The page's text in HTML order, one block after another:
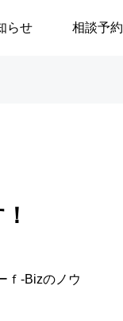
らせ 相談予約
ｆ-Bizのノウ